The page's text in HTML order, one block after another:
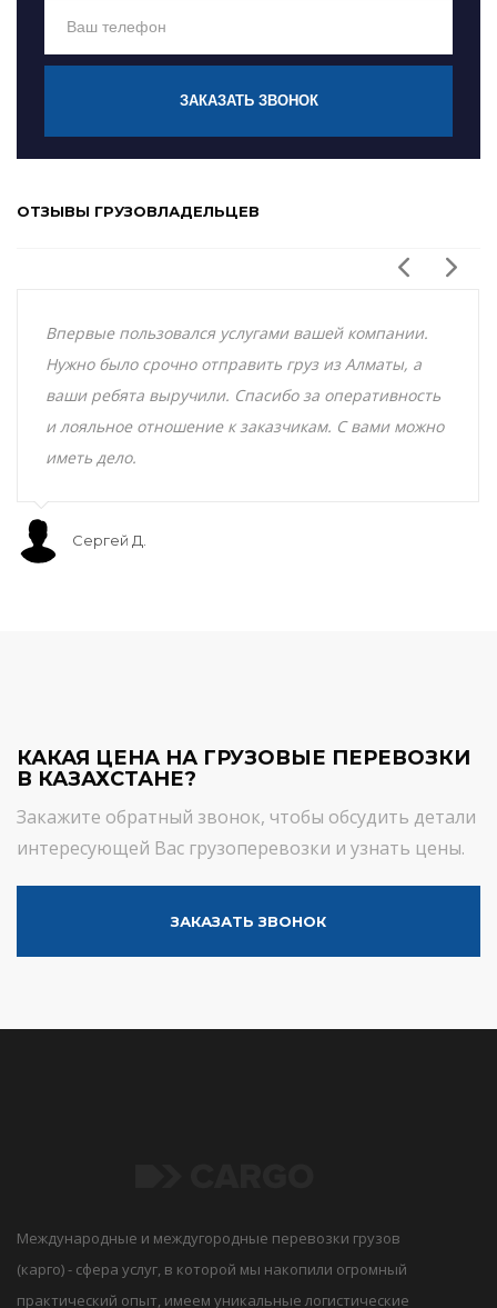
ЗАКАЗАТЬ ЗВОНОК
ОТЗЫВЫ ГРУЗОВЛАДЕЛЬЦЕВ
Впервые пользовался услугами вашей компании.
Нужно было срочно отправить груз из Алматы, а
ваши ребята выручили. Спасибо за оперативность
и лояльное отношение к заказчикам. С вами можно
иметь дело.
Сергей Д.
КАКАЯ ЦЕНА НА ГРУЗОВЫЕ ПЕРЕВОЗКИ
В КАЗАХСТАНЕ?
Закажите обратный звонок, чтобы обсудить детали
интересующей Вас грузоперевозки и узнать цены.
ЗАКАЗАТЬ ЗВОНОК
Международные и междугородные перевозки грузов
(карго) - сфера услуг, в которой мы накопили огромный
практический опыт, имеем уникальные логистические